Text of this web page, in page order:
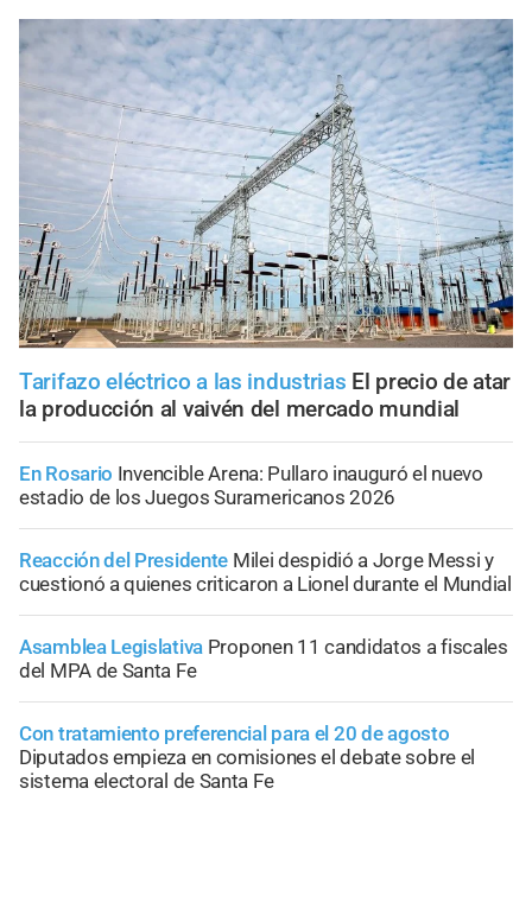
Tarifazo eléctrico a las industrias El precio de atar
la producción al vaivén del mercado mundial
En Rosario Invencible Arena: Pullaro inauguró el nuevo
estadio de los Juegos Suramericanos 2026
Reacción del Presidente Milei despidió a Jorge Messi y
cuestionó a quienes criticaron a Lionel durante el Mundial
Asamblea Legislativa Proponen 11 candidatos a fiscales
del MPA de Santa Fe
Con tratamiento preferencial para el 20 de agosto
Diputados empieza en comisiones el debate sobre el
sistema electoral de Santa Fe